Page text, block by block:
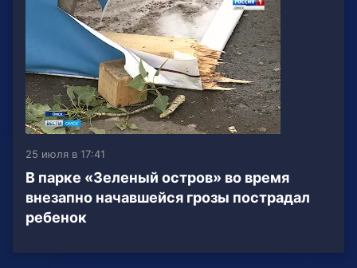
25 июля в 17:41
В парке «Зеленый остров» во время
внезапно начавшейся грозы пострадал
ребенок